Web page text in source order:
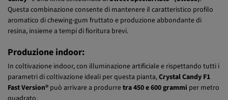
aromatico di chewing-gum fruttato e produzione abbondante di
resina, insieme a tempi di fioritura brevi.
In coltivazione indoor, con illuminazione artificiale e rispettando tutti i
parametri di coltivazione ideali per questa pianta,Crystal Candy F1
Fast Version®può arrivare a produrretra 450 e 600 grammiper metro
quadrato.